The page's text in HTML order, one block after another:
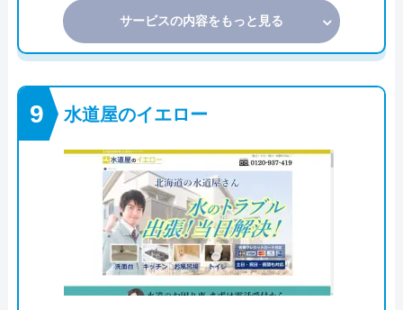
サービスの内容をもっと見る
水道屋のイエロー